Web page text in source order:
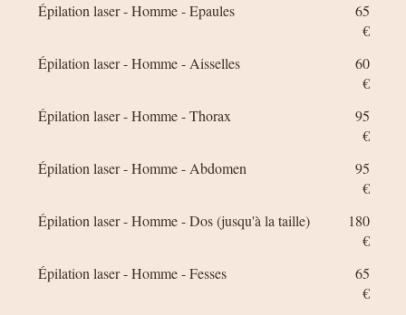
Épilation laser - Homme - Epaules
65
€
Épilation laser - Homme - Aisselles
60
€
Épilation laser - Homme - Thorax
95
€
Épilation laser - Homme - Abdomen
95
€
Épilation laser - Homme - Dos (jusqu'à la taille)
180
€
Épilation laser - Homme - Fesses
65
€